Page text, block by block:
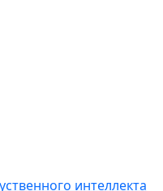
интеллекта